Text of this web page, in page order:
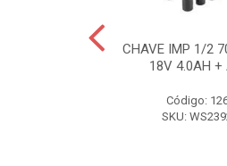
CHAVE IMP 1/2
18V 4.0AH +
Código:
SKU: